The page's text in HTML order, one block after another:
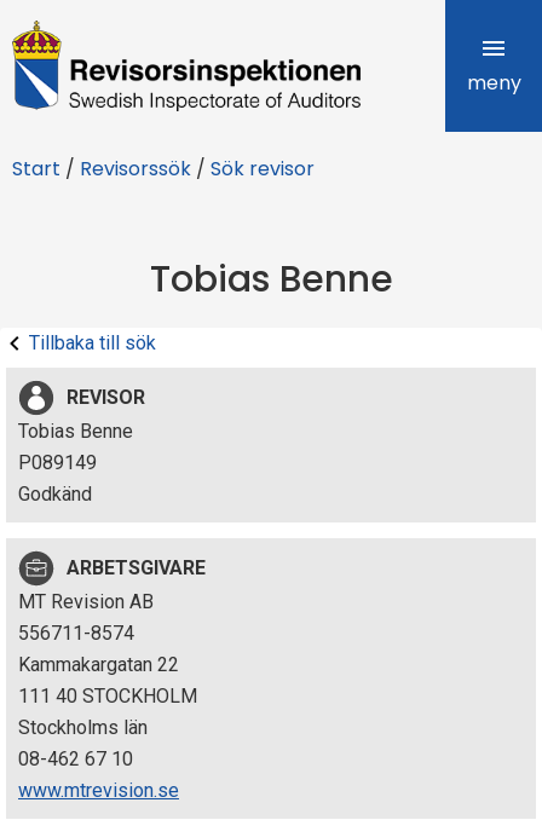
R
e
i
r
s
i
n
p
e
k
t
i
meny
Start / Revisorssök / Sök revisor
Tobias Benne
Tillbaka till sök
REVISOR
Tobias Benne
P089149
Godkänd
ARBETSGIVARE
MT Revision AB
556711-8574
Kammakargatan 22
111 40 STOCKHOLM
Stockholms län
08-462 67 10
www.mtrevision.se